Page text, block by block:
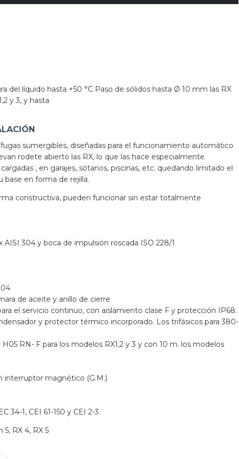
del líquido hasta +50 °C Paso de sólidos hasta Ø 10 mm las RX
y 3, y hasta
sumergibles, diseñadas para el funcionamiento automático
rodete abierto las RX, lo que las hace especialmente
, en garajes, sótanos, piscinas, etc. quedando limitado el
base en forma de rejilla.
constructiva, pueden funcionar sin estar totalmente
AISI 304 y boca de impulsión roscada ISO 228/1
de aceite y anillo de cierre
el servicio continuo, con aislamiento clase F y protección IP68.
y protector térmico incorporado. Los trifásicos para 380-
RN- F para los modelos RX1,2 y 3 y con 10 m. los modelos
interruptor magnético (G.M.)
34-1, CEI 61-150 y CEI 2-3
5, RX 4, RX 5